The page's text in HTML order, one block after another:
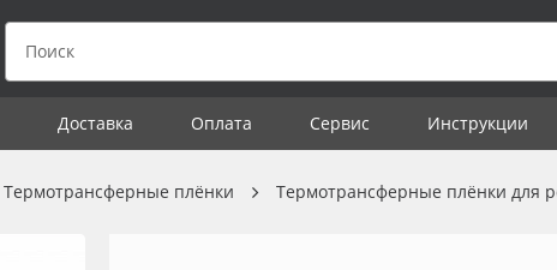
Доставка Оплата Сервис Инструкции
Термотрансферные плёнки Термотрансферные плёнки для